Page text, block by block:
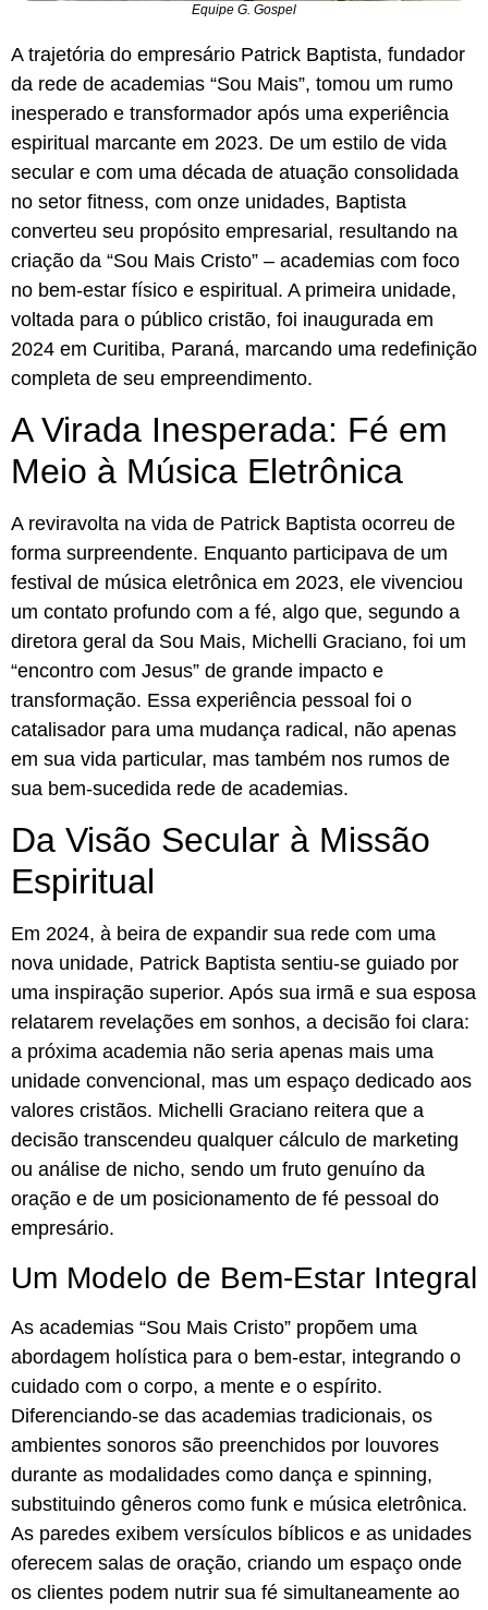
Equipe G. Gospel
A trajetória do empresário Patrick Baptista, fundador
da rede de academias “Sou Mais”, tomou um rumo
inesperado e transformador após uma experiência
espiritual marcante em 2023. De um estilo de vida
secular e com uma década de atuação consolidada
no setor fitness, com onze unidades, Baptista
converteu seu propósito empresarial, resultando na
criação da “Sou Mais Cristo” – academias com foco
no bem-estar físico e espiritual. A primeira unidade,
voltada para o público cristão, foi inaugurada em
2024 em Curitiba, Paraná, marcando uma redefinição
completa de seu empreendimento.
A Virada Inesperada: Fé em
Meio à Música Eletrônica
A reviravolta na vida de Patrick Baptista ocorreu de
forma surpreendente. Enquanto participava de um
festival de música eletrônica em 2023, ele vivenciou
um contato profundo com a fé, algo que, segundo a
diretora geral da Sou Mais, Michelli Graciano, foi um
“encontro com Jesus” de grande impacto e
transformação. Essa experiência pessoal foi o
catalisador para uma mudança radical, não apenas
em sua vida particular, mas também nos rumos de
sua bem-sucedida rede de academias.
Da Visão Secular à Missão
Espiritual
Em 2024, à beira de expandir sua rede com uma
nova unidade, Patrick Baptista sentiu-se guiado por
uma inspiração superior. Após sua irmã e sua esposa
relatarem revelações em sonhos, a decisão foi clara:
a próxima academia não seria apenas mais uma
unidade convencional, mas um espaço dedicado aos
valores cristãos. Michelli Graciano reitera que a
decisão transcendeu qualquer cálculo de marketing
ou análise de nicho, sendo um fruto genuíno da
oração e de um posicionamento de fé pessoal do
empresário.
Um Modelo de Bem-Estar Integral
As academias “Sou Mais Cristo” propõem uma
abordagem holística para o bem-estar, integrando o
cuidado com o corpo, a mente e o espírito.
Diferenciando-se das academias tradicionais, os
ambientes sonoros são preenchidos por louvores
durante as modalidades como dança e spinning,
substituindo gêneros como funk e música eletrônica.
As paredes exibem versículos bíblicos e as unidades
oferecem salas de oração, criando um espaço onde
os clientes podem nutrir sua fé simultaneamente ao